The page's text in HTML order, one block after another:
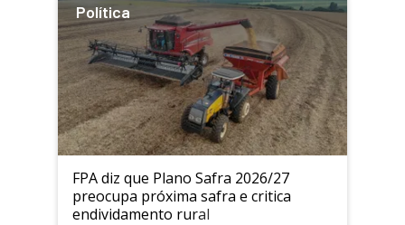
Política
FPA diz que Plano Safra 2026/27
preocupa próxima safra e critica
endividamento rural